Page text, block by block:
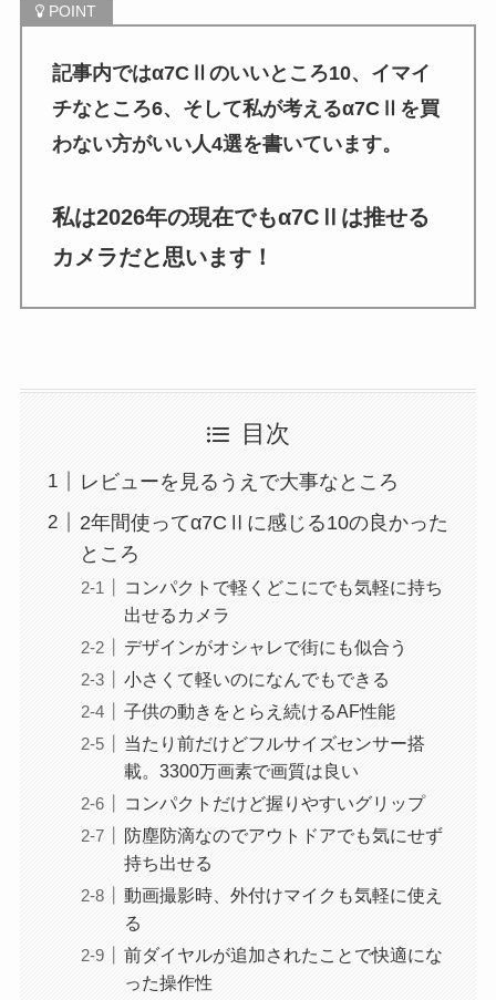
記事内ではα7CⅡのいいところ10、イマイ
チなところ6、そして私が考えるα7CⅡを買
わない方がいい人4選を書いています。
私は2026年の現在でもα7CⅡは推せる
カメラだと思います！
目次
レビューを見るうえで大事なところ
2年間使ってα7CⅡに感じる10の良かった
ところ
コンパクトで軽くどこにでも気軽に持ち
出せるカメラ
デザインがオシャレで街にも似合う
小さくて軽いのになんでもできる
子供の動きをとらえ続けるAF性能
当たり前だけどフルサイズセンサー搭
載。3300万画素で画質は良い
コンパクトだけど握りやすいグリップ
防塵防滴なのでアウトドアでも気にせず
持ち出せる
動画撮影時、外付けマイクも気軽に使え
る
前ダイヤルが追加されたことで快適にな
った操作性